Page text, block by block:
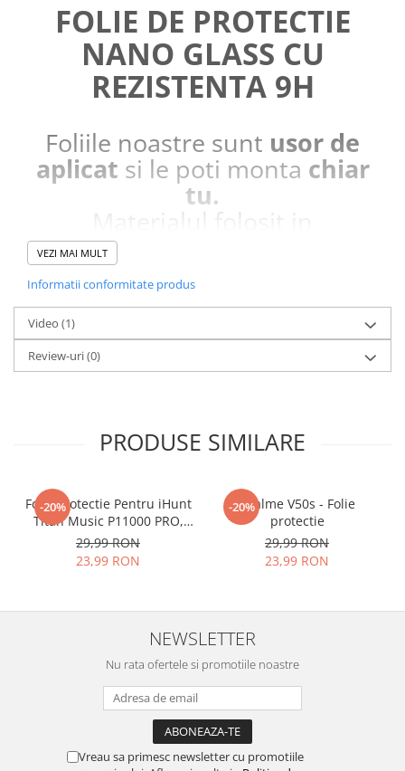
FOLIE DE PROTECTIE
NANO GLASS CU
REZISTENTA 9H
Foliile noastre sunt usor de
aplicat si le poti monta chiar
tu.
Materialul folosit in
producerea foliilor
sticla pe care o stim cu totii, ci
esteNano Glassflexibil.
Acesta NU SE
SPARGE
ascutite si periculoase.
Nu numai ca este rezistenta la
zgarieturi si spargere, ci si
ecranul!
Folia avand rezistenta 9H la
zgarieturi, asigura si un aspect
imaculat ecranului pe timp
Nu modificain nici un fel
functionalitatea normala si
utilizarea confortabila a
telefonului.
FACE IDsiSenzorii de
Amprentaimplementati in
VEZI MAI MULT
Informatii conformitate produs
Video (1)
Review-uri(0)
PRODUSE SIMILARE
-20%
Folie Protectie Pentru iHunt
Titan Music P11000 PRO,
VDOO
29,99 RON
23,99 RON
-20%
Realme V50s - Folie
protectie
29,99 RON
23,99 RON
NEWSLETTER
Nu rata ofertele si promotiile noastre
Vreau sa primesc newsletter cu promotiile